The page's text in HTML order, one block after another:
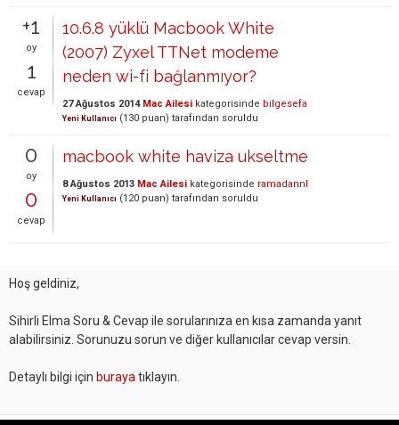
+1
oy
1
cevap
10.6.8 yüklü Macbook White
(2007) Zyxel TTNet modeme
neden wi-fi bağlanmıyor?
27 Ağustos 2014 Mac Ailesi kategorisinde bilgesefa
Yeni Kullanıcı (130 puan) tarafından soruldu
0
oy
0
cevap
macbook white haviza ukseltme
8 Ağustos 2013 Mac Ailesi kategorisinde ramadannl
Yeni Kullanıcı (120 puan) tarafından soruldu
Hoş geldiniz,
Sihirli Elma Soru & Cevap ile sorularınıza en kısa zamanda yanıt
alabilirsiniz. Sorunuzu sorun ve diğer kullanıcılar cevap versin.
Detaylı bilgi için buraya tıklayın.